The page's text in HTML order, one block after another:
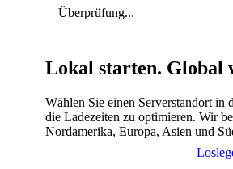
Überprüfung...
Lokal starten. Global
Wählen Sie einen Serverstandort in
die Ladezeiten zu optimieren. Wir
Nordamerika, Europa, Asien und